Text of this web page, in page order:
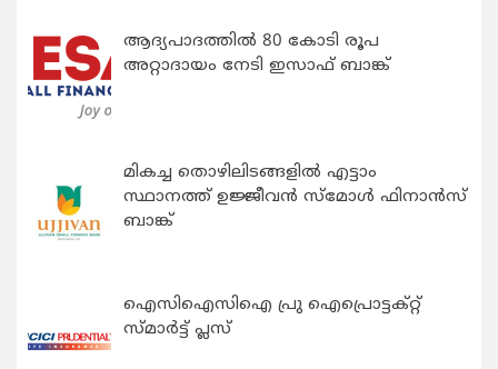
ആദ്യപാദത്തിൽ 80 കോടി രൂപ
അറ്റാദായം നേടി ഇസാഫ് ബാങ്ക്
മികച്ച തൊഴിലിടങ്ങളിൽ എട്ടാം
സ്ഥാനത്ത് ഉജ്ജീവൻ സ്മോൾ ഫിനാൻസ്
ബാങ്ക്
ഐസിഐസിഐ പ്രു ഐപ്രൊട്ടക്റ്റ്
സ്മാർട്ട് പ്ലസ്